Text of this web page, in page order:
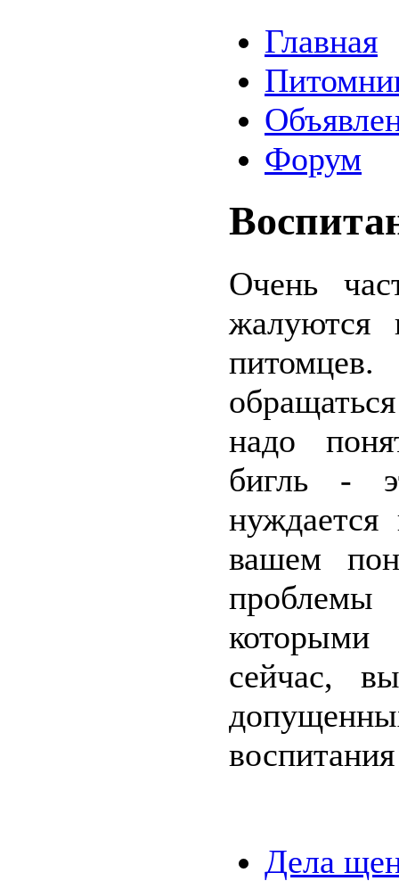
Главная
Форум
Очень
жалуются
надо
бигль -
вашем
проблемы
которыми
сейчас,
Дела